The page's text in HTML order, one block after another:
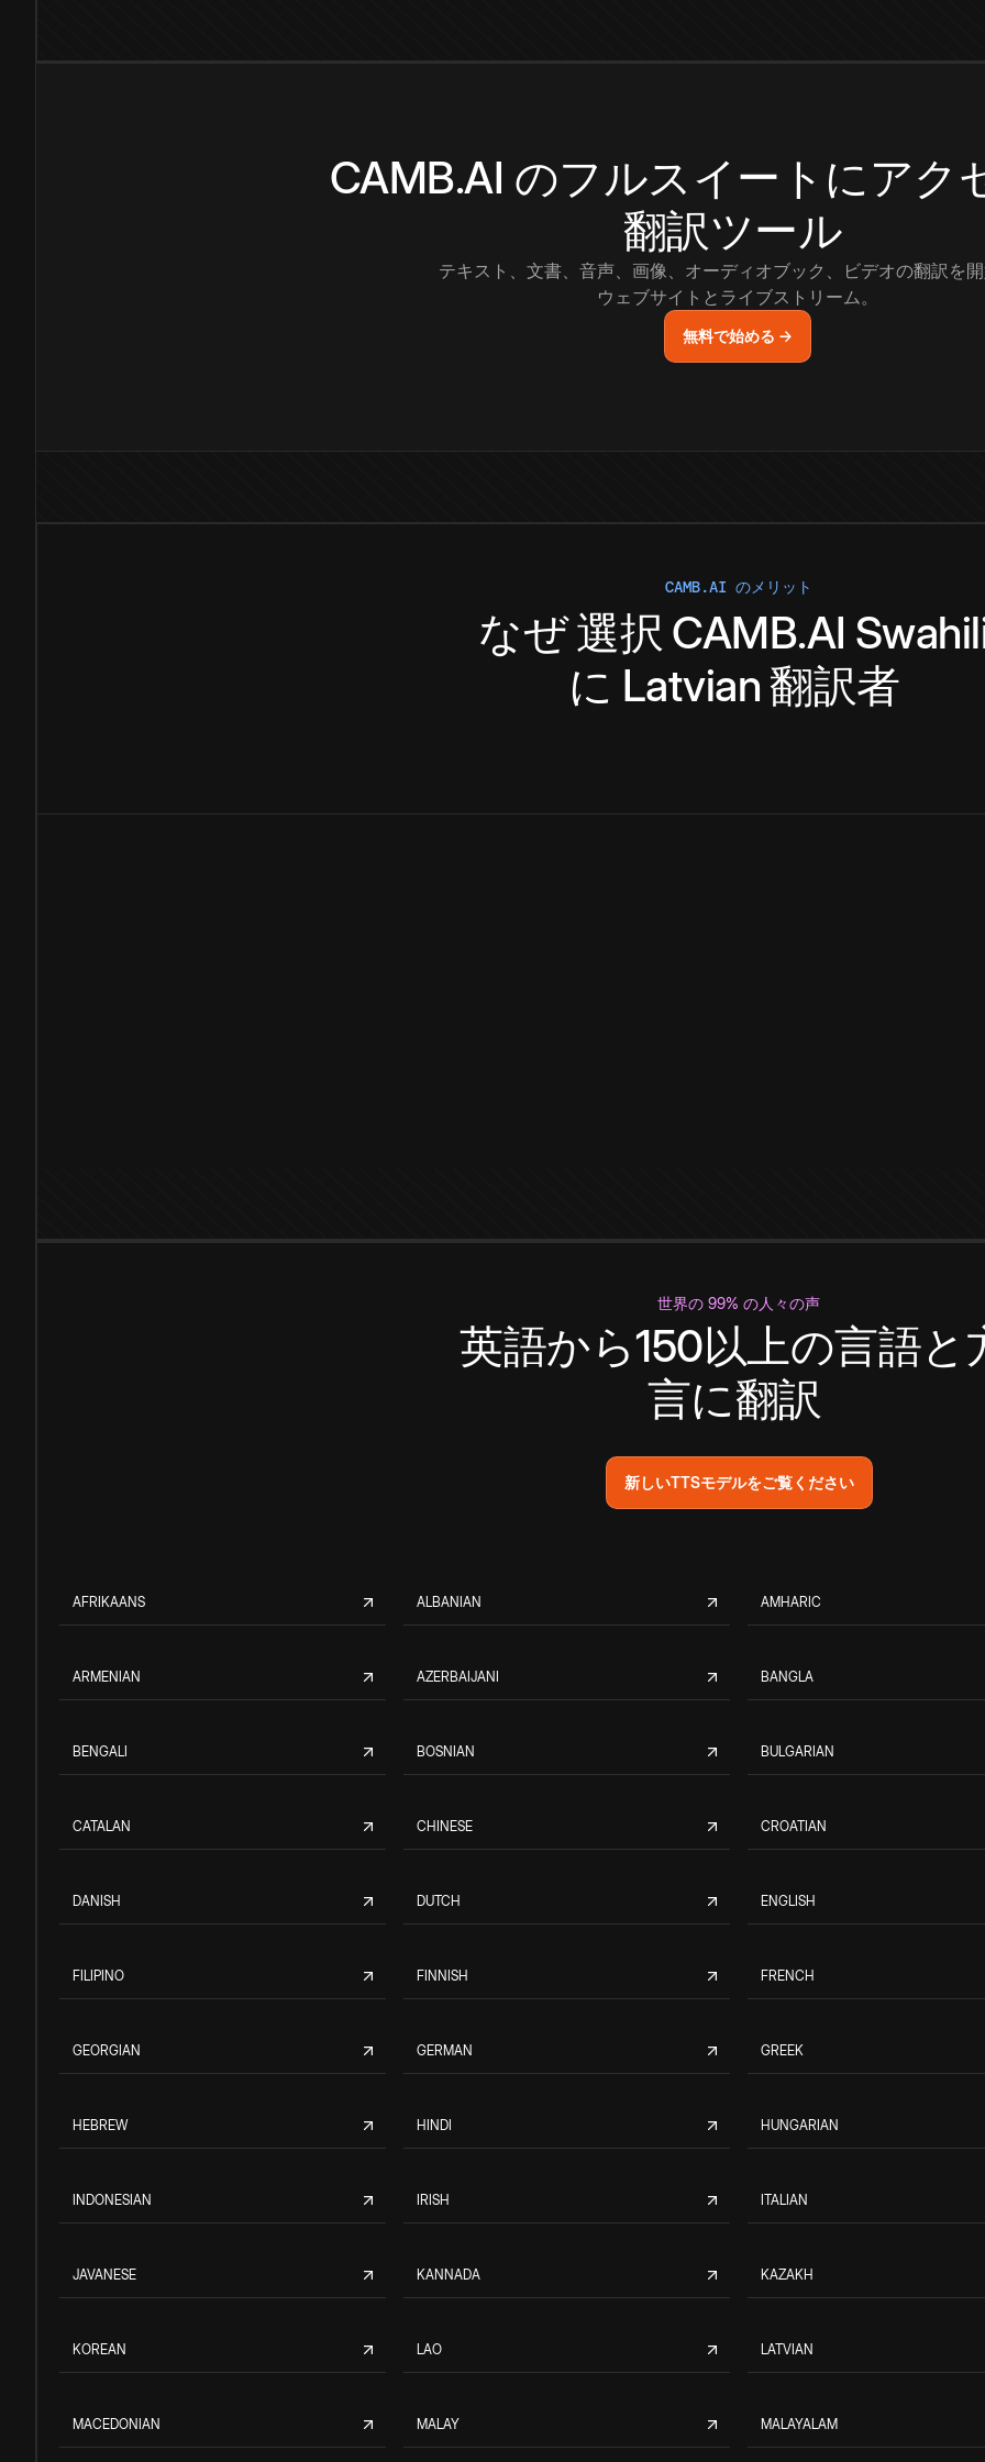
CAMB.AI のフルスイートにアク
翻訳ツール
テキスト、文書、音声、画像、オーディオブック、ビデオの翻訳を
ウェブサイトとライブストリーム。
無料で始める →
CAMB.AI のメリット
なぜ選択 CAMB.AI
に Latvian 翻訳者
世界の 99% の人々の声
英語から150以上の言語と
言に翻訳
新しいTTSモデルをご覧ください
AFRIKAANS ALBANIAN AMHARIC
ARMENIAN AZERBAIJANI BANGLA
BENGALI BOSNIAN BULGARIAN
CATALAN CHINESE CROATIAN
DANISH DUTCH ENGLISH
FILIPINO FINNISH FRENCH
GEORGIAN GERMAN GREEK
HEBREW HINDI HUNGARIAN
INDONESIAN IRISH ITALIAN
JAVANESE KANNADA KAZAKH
KOREAN LAO LATVIAN
MACEDONIAN MALAY MALAYALAM